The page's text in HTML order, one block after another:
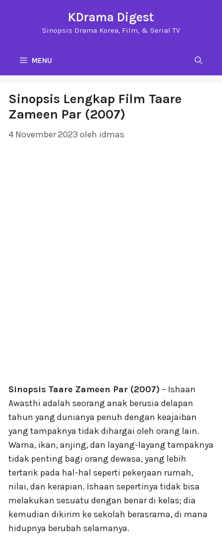
KDrama Digest
Sinopsis Drama Korea, Film, & Serial TV
MENU
Sinopsis Lengkap Film Taare
Zameen Par (2007)
4 November 2023 oleh idmas
Sinopsis Taare Zameen Par (2007) – Ishaan
Awasthi adalah seorang anak berusia delapan
tahun yang dunianya penuh dengan keajaiban
yang tampaknya tidak dihargai oleh orang lain.
Warna, ikan, anjing, dan layang-layang tampaknya
tidak penting bagi orang dewasa, yang lebih
tertarik pada hal-hal seperti pekerjaan rumah,
nilai, dan kerapian. Ishaan sepertinya tidak bisa
melakukan sesuatu dengan benar di kelas; dia
kemudian dikirim ke sekolah berasrama, di mana
hidupnya berubah selamanya.